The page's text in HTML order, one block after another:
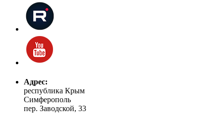
Адрес:
республика Крым
Симферополь
пер. Заводской, 33